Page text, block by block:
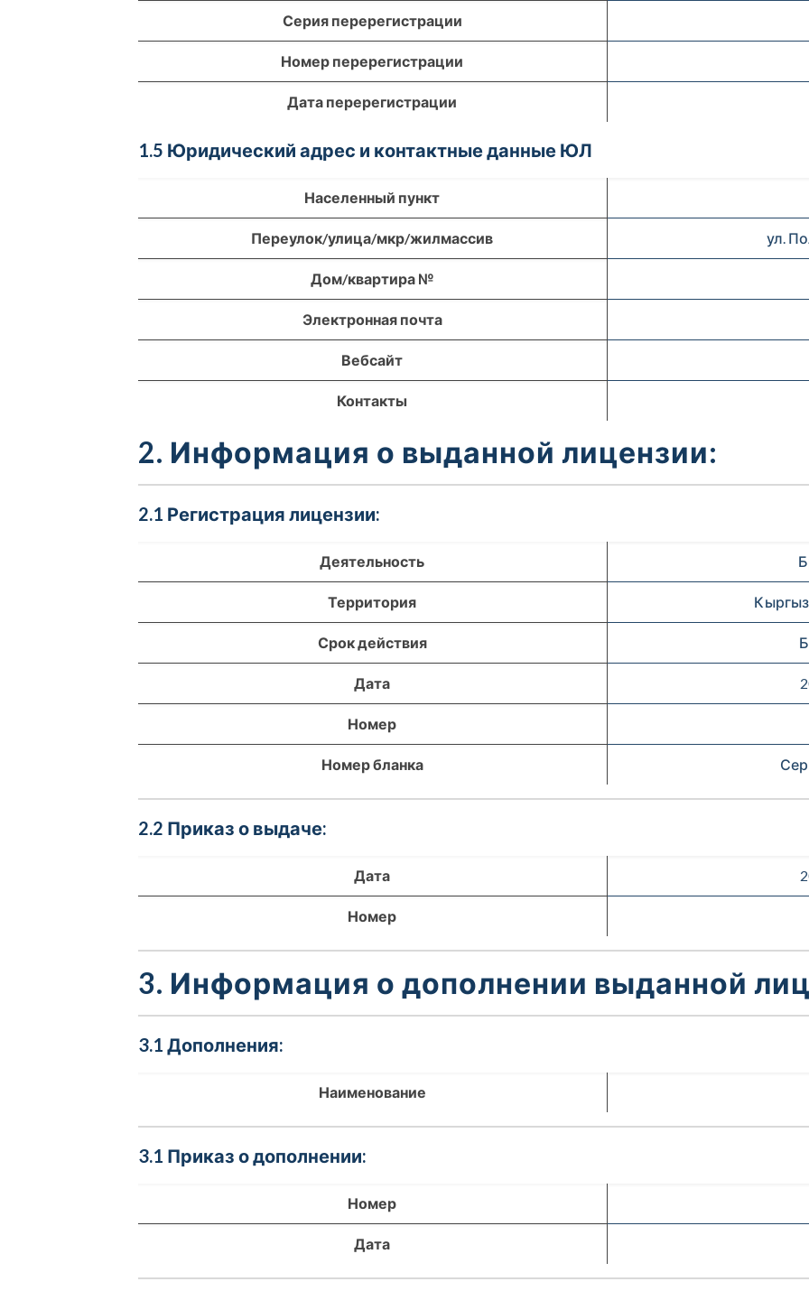
Серия перерегистрации
Номер перерегистрации
Дата перерегистрации
1.5 Юридический адрес и контактные данные ЮЛ
Населенный пункт
Переулок/улица/мкр/жилмассив ул.
Дом/квартира №
Электронная почта
Вебсайт
Контакты
2. Информация о выданной лицензии:
2.1 Регистрация лицензии:
Деятельность
Территория
Срок действия
Дата
Номер
Номер бланка
2.2 Приказ о выдаче:
Дата
Номер
3. Информация о дополнении выданной
3.1 Дополнения:
Наименование
3.1 Приказ о дополнении:
Номер
Дата